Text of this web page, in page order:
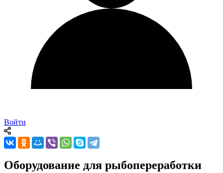
Войти
Оборудование для рыбопереработки